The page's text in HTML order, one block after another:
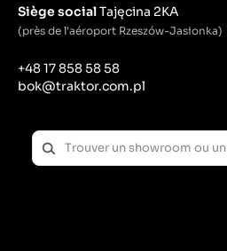
Siège socialTajęcina 2KA
(près de l'aéroport Rzeszów-Jasionka)
+48 17 858 58 58
bok@traktor.com.pl